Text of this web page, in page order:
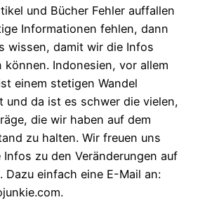
und Bücher Fehler auffallen
Informationen fehlen, dann
wissen, damit wir die Infos
können. Indonesien, vor allem
einem stetigen Wandel
und da ist es schwer die vielen,
die wir haben auf dem
zu halten. Wir freuen uns
Infos zu den Veränderungen auf
Dazu einfach eine E-Mail an: